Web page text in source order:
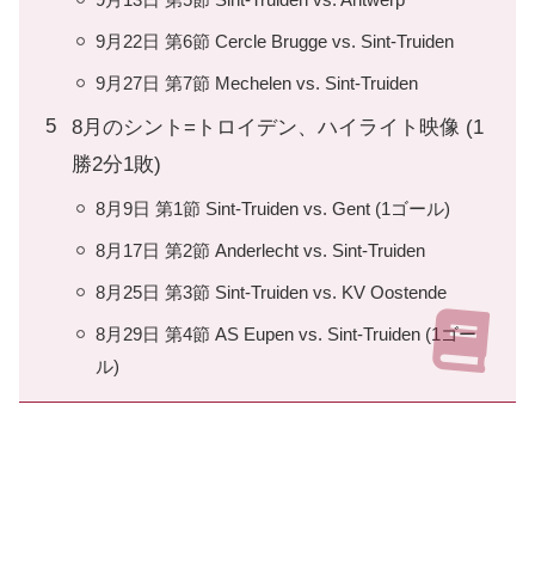
9月22日 第6節 Cercle Brugge vs. Sint-Truiden
9月27日 第7節 Mechelen vs. Sint-Truiden
8月のシント=トロイデン、ハイライト映像 (1
勝2分1敗)
8月9日 第1節 Sint-Truiden vs. Gent (1ゴール)
8月17日 第2節 Anderlecht vs. Sint-Truiden
8月25日 第3節 Sint-Truiden vs. KV Oostende
8月29日 第4節 AS Eupen vs. Sint-Truiden (1ゴー
ル)